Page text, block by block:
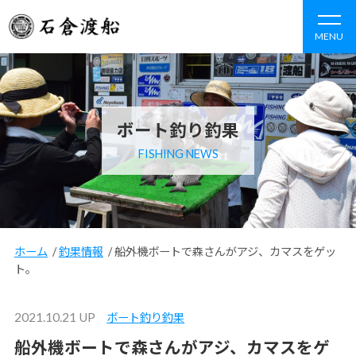
MENU
ボート釣り釣果
FISHING NEWS
ホーム /釣果情報 /船外機ボートで森さんがアジ、カマスをゲッ
ト。
2021.10.21 UP ボート釣り釣果
船外機ボートで森さんがアジ、カマスをゲ